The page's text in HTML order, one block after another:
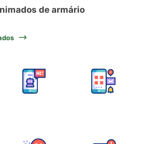
de armário